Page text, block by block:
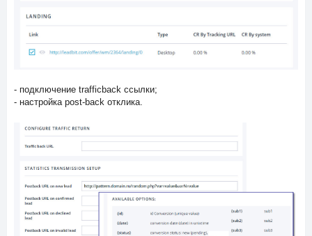
- подключение trafficback ссылки;
- настройка post-back отклика.